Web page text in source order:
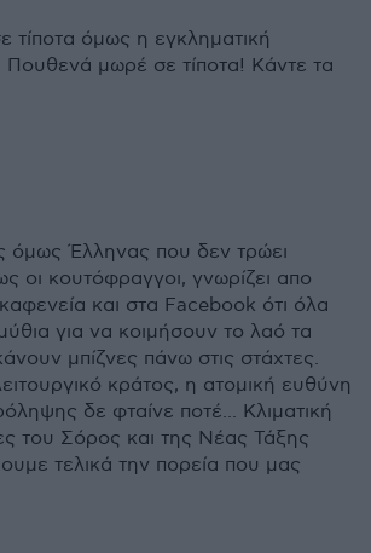
τίποτα όμως η εγκληματική
μωρέ σε τίποτα! Κάντε τα
όμως Έλληνας που δεν τρώει
οι κουτόφραγγοι, γνωρίζει απο
και στα Facebook ότι όλα
για να κοιμήσουν το λαό τα
μπίζνες πάνω στις στάχτες.
κράτος, η ατομική ευθύνη
δε φταίνε ποτέ... Κλιματική
του Σόρος και της Νέας Τάξης
τελικά την πορεία που μας